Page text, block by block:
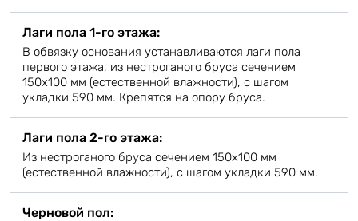
Лаги пола 1-го этажа:
В обвязку основания устанавливаются лаги пола
первого этажа, из нестроганого бруса сечением
150х100 мм (естественной влажности), с шагом
укладки 590 мм. Крепятся на опору бруса.
Лаги пола 2-го этажа:
Из нестроганого бруса сечением 150х100 мм
(естественной влажности), с шагом укладки 590 мм.
Черновой пол: